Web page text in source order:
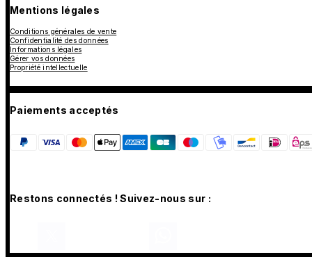
Mentions légales
Conditions générales de vente
Confidentialité des données
Informations légales
Gérer vos données
Propriété intellectuelle
Paiements acceptés
Restons connectés ! Suivez-nous sur :